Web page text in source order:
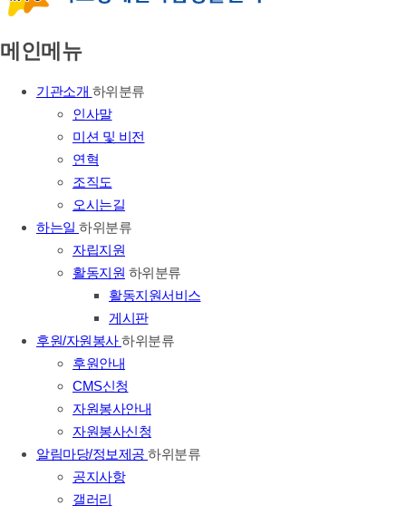
메인메뉴
기관소개 하위분류
인사말
미션 및 비전
연혁
조직도
오시는길
하는일 하위분류
자립지원
활동지원 하위분류
활동지원서비스
게시판
후원/자원봉사하위분류
후원안내
CMS신청
자원봉사안내
자원봉사신청
알림마당/정보제공 하위분류
공지사항
갤러리